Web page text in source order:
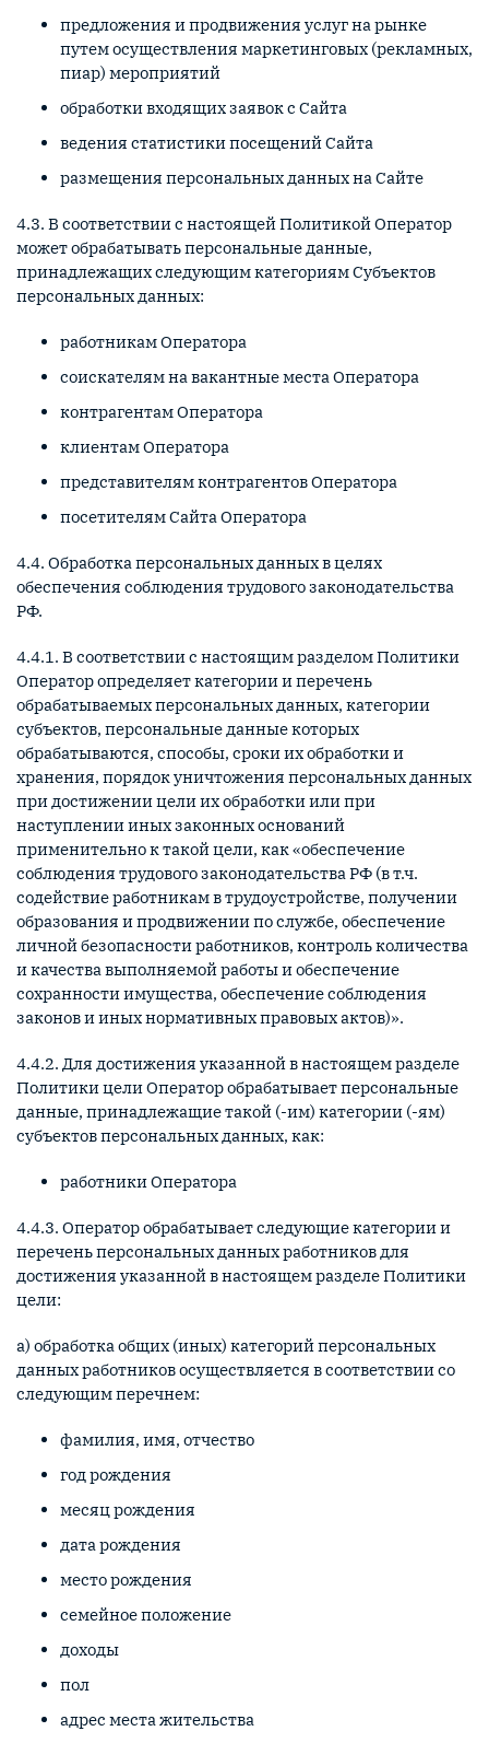
предложения и продвижения услуг на рынке
путем осуществления маркетинговых (рекламных,
пиар) мероприятий
обработки входящих заявок с Сайта
ведения статистики посещений Сайта
размещения персональных данных на Сайте
4.3. В соответствии с настоящей Политикой Оператор
может обрабатывать персональные данные,
принадлежащих следующим категориям Субъектов
персональных данных:
работникам Оператора
соискателям на вакантные места Оператора
контрагентам Оператора
клиентам Оператора
представителям контрагентов Оператора
посетителям Сайта Оператора
4.4. Обработка персональных данных в целях
обеспечения соблюдения трудового законодательства
РФ.
4.4.1. В соответствии с настоящим разделом Политики
Оператор определяет категории и перечень
обрабатываемых персональных данных, категории
субъектов, персональные данные которых
обрабатываются, способы, сроки их обработки и
хранения, порядок уничтожения персональных данных
при достижении цели их обработки или при
наступлении иных законных оснований
применительно к такой цели, как «обеспечение
соблюдения трудового законодательства РФ (в т.ч.
содействие работникам в трудоустройстве, получении
образования и продвижении по службе, обеспечение
личной безопасности работников, контроль количества
и качества выполняемой работы и обеспечение
сохранности имущества, обеспечение соблюдения
законов и иных нормативных правовых актов)».
4.4.2. Для достижения указанной в настоящем разделе
Политики цели Оператор обрабатывает персональные
данные, принадлежащие такой (-им) категории (-ям)
субъектов персональных данных, как:
работники Оператора
4.4.3. Оператор обрабатывает следующие категории и
перечень персональных данных работников для
достижения указанной в настоящем разделе Политики
цели:
а) обработка общих (иных) категорий персональных
данных работников осуществляется в соответствии со
следующим перечнем:
фамилия, имя, отчество
год рождения
месяц рождения
дата рождения
место рождения
семейное положение
доходы
пол
адрес места жительства